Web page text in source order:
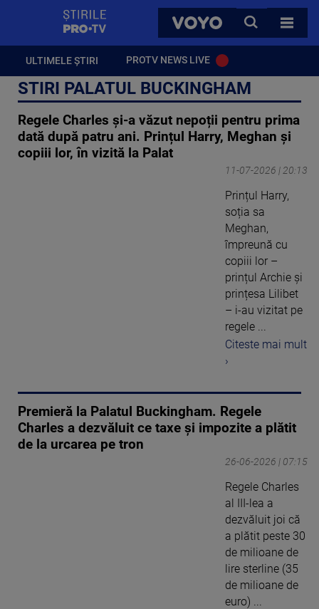
VOYO
CAUTA
TOATE
ULTIMELE ȘTIRI PROTV NEWS LIVE
STIRI PALATUL BUCKINGHAM
Regele Charles și-a văzut nepoții pentru prima
dată după patru ani. Prințul Harry, Meghan și
copiii lor, în vizită la Palat
11-07-2026 | 20:13
Prințul Harry,
soția sa
Meghan,
împreună cu
copiii lor –
prințul Archie și
prințesa Lilibet
– i-au vizitat pe
regele ...
Citeste mai mult
›
Premieră la Palatul Buckingham. Regele
Charles a dezvăluit ce taxe și impozite a plătit
de la urcarea pe tron
26-06-2026 | 07:15
Regele Charles
al III-lea a
dezvăluit joi că
a plătit peste 30
de milioane de
lire sterline (35
de milioane de
euro) ...